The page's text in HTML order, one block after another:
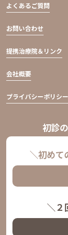
よくあるご質問
お問い合わせ
提携治療院＆リンク
会社概要
プライバシーポリシー
初診
＼初めて
＼２